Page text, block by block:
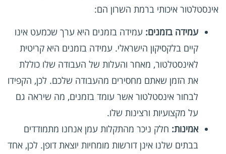
אינסטלטור איכותי ברמת השרון הם:
עמידה בזמנים: עמידה בזמנים היא ערך שכמעט אינו
קיים בלקסיקון הישראלי. עמידה בזמנים היא קריטית
לאינסטלטור, מאחר והעלות של העבודה שלו כוללת
את הזמן שאתם מחסירים מהעבודה שלכם. לכן, הקפידו
לבחור אינסטלטור אשר עומד בזמנים, מה שיראה גם
על מקצועיות ורצינות שלו.
אמינות: חלק ניכר מהתקלות עמן אנחנו מתמודדים
בבתים שלנו אינן דורשות מומחיות יוצאת דופן. לכן, אחד